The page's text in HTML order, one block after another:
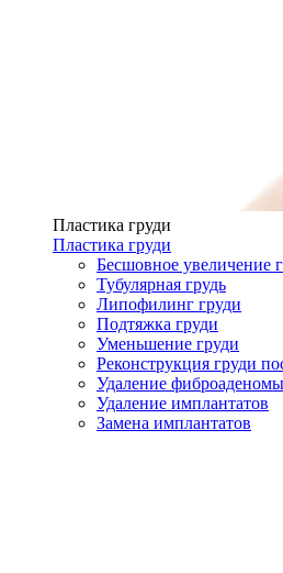
Пластика груди
Пластика груди
Бесшовное увеличение
Тубулярная грудь
Липофилинг груди
Подтяжка груди
Уменьшение груди
Реконструкция груди
Удаление фиброаденомы
Удаление имплантатов
Замена имплантатов